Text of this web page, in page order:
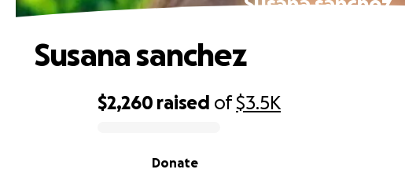
$2,260 raised of$3.5K
Donate
Susana sanchez